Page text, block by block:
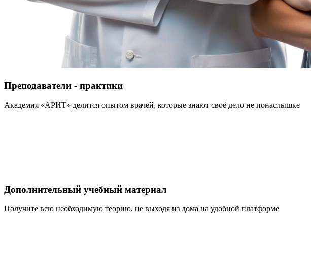
Преподаватели - практики
Академия «АРИТ» делится опытом врачей, которые знают своё дело не понаслышке
Дополнительный учебный материал
Получите всю необходимую теорию, не выходя из дома на удобной платформе